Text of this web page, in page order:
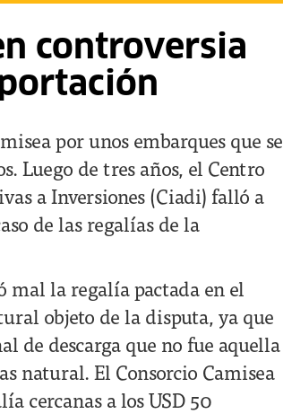
controversia
por unos embarques que se
Luego de tres años, el Centro
a Inversiones (Ciadi) falló a
de las regalías de la
la regalía pactada en el
objeto de la disputa, ya que
de descarga que no fue aquella
natural. El Consorcio Camisea
cercanas a los USD 50